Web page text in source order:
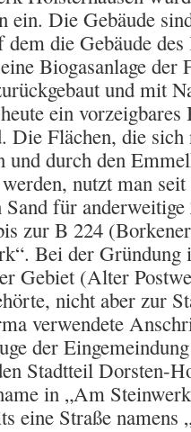
ein. Die Gebäude
die Gebäude
Biogasanlage
und mit
ein
Die Flächen, die
und durch den
nutzt man
für
zur B 224
Bei der Gründung
Gebiet (Alter
nicht aber zur
verwendete
der
Stadtteil Dorsten-
in „Am
eine Straße namens